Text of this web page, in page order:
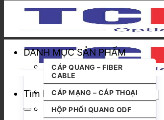
Tìm kiếm:
DANH MỤC SẢN PHẨM
CÁP QUANG – FIBER
CABLE
CÁP MẠNG – CÁP THOẠI
HỘP PHỐI QUANG ODF